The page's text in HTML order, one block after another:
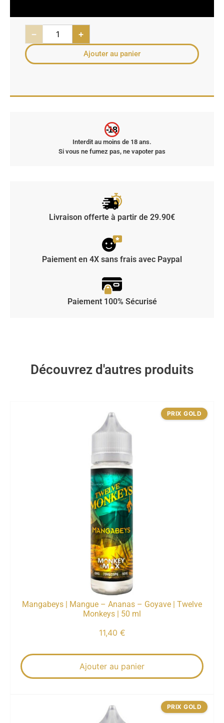
− +
Ajouter au panier
-18
Interdit au moins de 18 ans.
Si vous ne fumez pas, ne vapoter pas
Livraison offerte à partir de 29.90€
Paiement en 4X sans frais avec Paypal
Paiement 100% Sécurisé
Découvrez d'autres produits
Mangabeys | Mangue – Ananas – Goyave | Twelve
Monkeys | 50 ml
11,40 €
Ajouter au panier
PRIX GOLD
PRIX GOLD